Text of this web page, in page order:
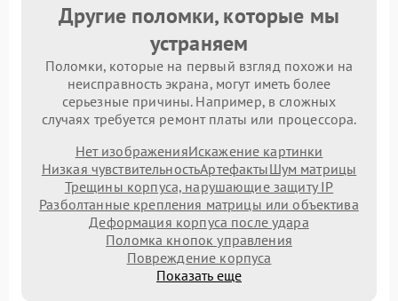
Другие поломки, которые мы
устраняем
Поломки, которые на первый взгляд похожи на
неисправность экрана, могут иметь более
серьезные причины. Например, в сложных
случаях требуется ремонт платы или процессора.
Нет изображенияИскажение картинки
Низкая чувствительностьАртефактыШум матрицы
Трещины корпуса, нарушающие защиту IP
Разболтанные крепления матрицы или объектива
Деформация корпуса после удара
Поломка кнопок управления
Повреждение корпуса
Показать еще